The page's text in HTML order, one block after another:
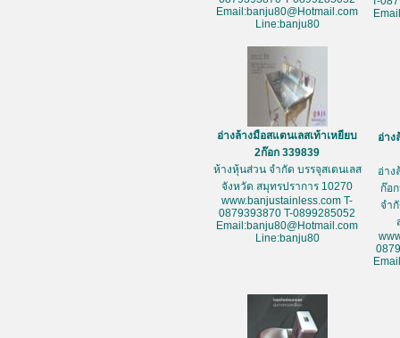
Email:banju80@Hotmail.com
Line:banju80
อ่างล้างมือสแตนเลสเท้าเหยียบ
2ก๊อก 339839
ห้างหุ้นส่วน จำกัด บรรจุสเตนเลส
จังหวัด สมุทรปราการ 10270
www.banjustainless.com T-
0879393870 T-0899285052
Email:banju80@Hotmail.com
Line:banju80
อ่าง
อ่าง
ก๊อ
จำ